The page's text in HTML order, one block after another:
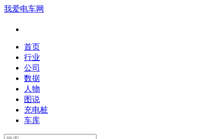
我爱电车网
首页
行业
公司
数据
人物
图说
充电桩
车库